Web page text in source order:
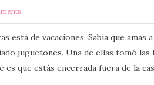
de vacaciones. Sabía que amas
juguetones. Una de ellas tomó
que estás encerrada fuera de la